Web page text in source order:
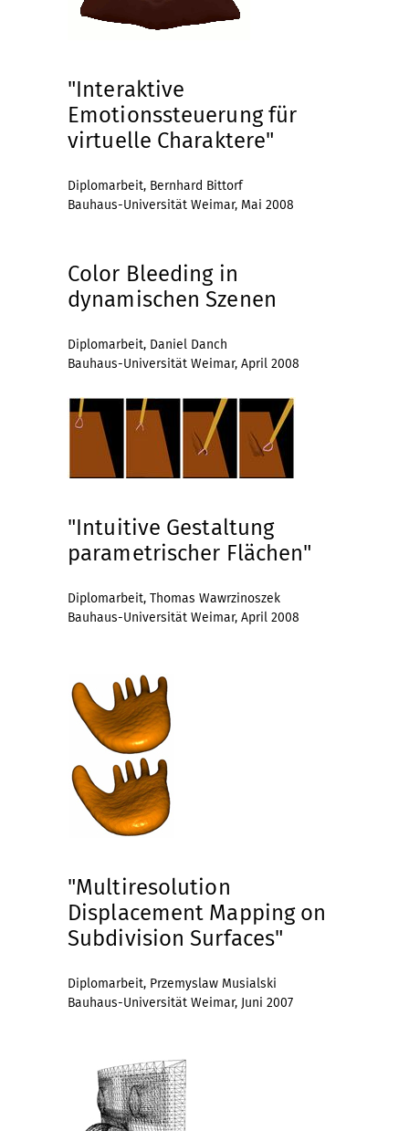
"Interaktive
Emotionssteuerung für
virtuelle Charaktere"
Diplomarbeit, Bernhard Bittorf
Bauhaus-Universität Weimar, Mai 2008
Color Bleeding in
dynamischen Szenen
Diplomarbeit, Daniel Danch
Bauhaus-Universität Weimar, April 2008
"Intuitive Gestaltung
parametrischer Flächen"
Diplomarbeit, Thomas Wawrzinoszek
Bauhaus-Universität Weimar, April 2008
"Multiresolution
Displacement Mapping on
Subdivision Surfaces"
Diplomarbeit, Przemyslaw Musialski
Bauhaus-Universität Weimar, Juni 2007